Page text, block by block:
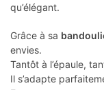
qu’élégant.
Grâce à sa
envies.
Tantôt à l’épaule,
Il s’adapte